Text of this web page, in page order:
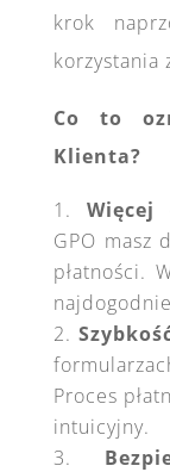
krok
korzystania
Co to
Klienta?
Więcej
GPO masz
płatności.
Proces
intuicyjny.